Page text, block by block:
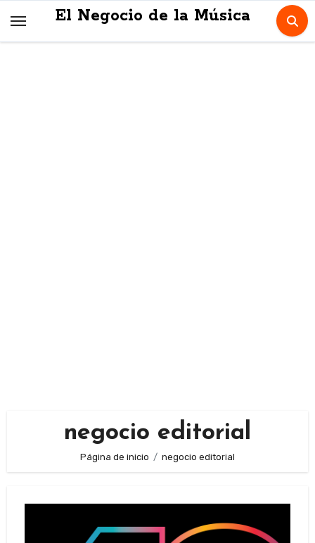
El Negocio de la Música
negocio editorial
Página de inicio negocio editorial